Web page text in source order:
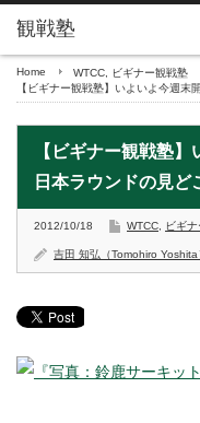
Home WTCC
ビギナー観戦塾
【ビギナー観戦塾】いよいよ今週
【ビギナー観戦塾
日本ラウンドの見ど
2012/10/18 WTCC ビギ
吉田 知弘（Tomohiro Yoshita